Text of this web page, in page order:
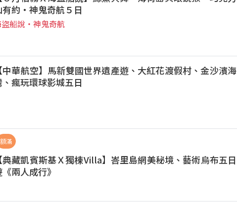
有約‧神鬼奇航５日
盜船說‧神鬼奇航
【中華航空】馬新雙國世界遺產遊、大紅花渡假村、金沙濱海
、瘋玩環球影城五日
額滿
【典藏凱賓斯基Ｘ獨棟Villa】峇里島網美秘境、藝術烏布五日
兩人成行》